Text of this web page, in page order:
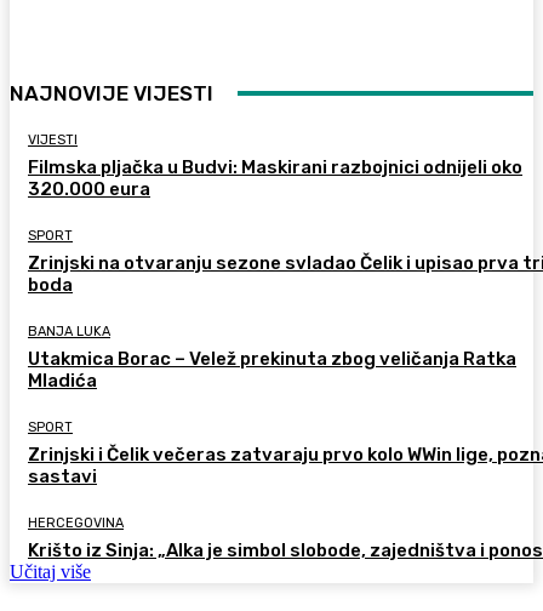
NAJNOVIJE VIJESTI
VIJESTI
Filmska pljačka u Budvi: Maskirani razbojnici odnijeli oko
320.000 eura
SPORT
Zrinjski na otvaranju sezone svladao Čelik i upisao prva
boda
BANJA LUKA
Utakmica Borac – Velež prekinuta zbog veličanja Ratka
Mladića
SPORT
Zrinjski i Čelik večeras zatvaraju prvo kolo WWin lige,
sastavi
HERCEGOVINA
Krišto iz Sinja: „Alka je simbol slobode, zajedništva i
Učitaj više